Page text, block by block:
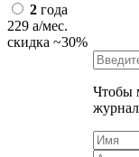
2 года
229 a/мес.
скидка ~30%
Чтобы